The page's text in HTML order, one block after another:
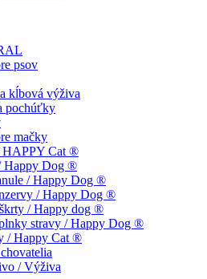
psov
kĺbová výživa
pochúťky
mačky
Cat ®
Happy Dog ®
/ Happy Dog ®
/ Happy Dog ®
/ Happy dog ®
stravy / Happy Dog ®
/ Happy Cat ®
/ Výživa